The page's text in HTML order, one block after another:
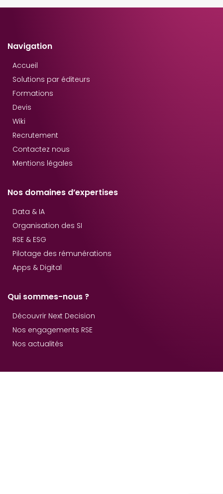
Navigation
Accueil
Solutions par éditeurs
Formations
Devis
Wiki
Recrutement
Contactez nous
Mentions légales
Nos domaines d’expertises
Data & IA
Organisation des SI
RSE & ESG
Pilotage des rémunérations
Apps & Digital
Qui sommes-nous ?
Découvrir Next Decision
Nos engagements RSE
Nos actualités